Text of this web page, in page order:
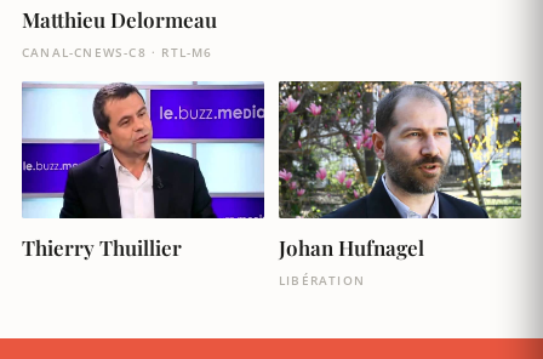
Matthieu Delormeau
CANAL-CNEWS-C8 · RTL-M6
Thierry Thuillier Johan Hufnagel
LIBÉRATION